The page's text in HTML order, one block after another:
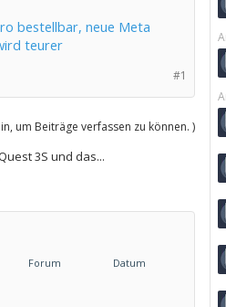
bestellbar, neue Meta
teurer
#1
um Beiträge verfassen zu können. )
3S und das...
Forum Datum